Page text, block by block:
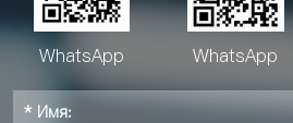
WhatsApp WhatsApp